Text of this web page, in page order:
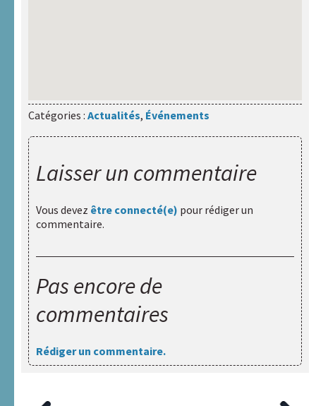
Catégories : Actualités, Événements
Laisser un commentaire
Vous devez être connecté(e) pour rédiger un
commentaire.
Pas encore de
commentaires
Rédiger un commentaire.